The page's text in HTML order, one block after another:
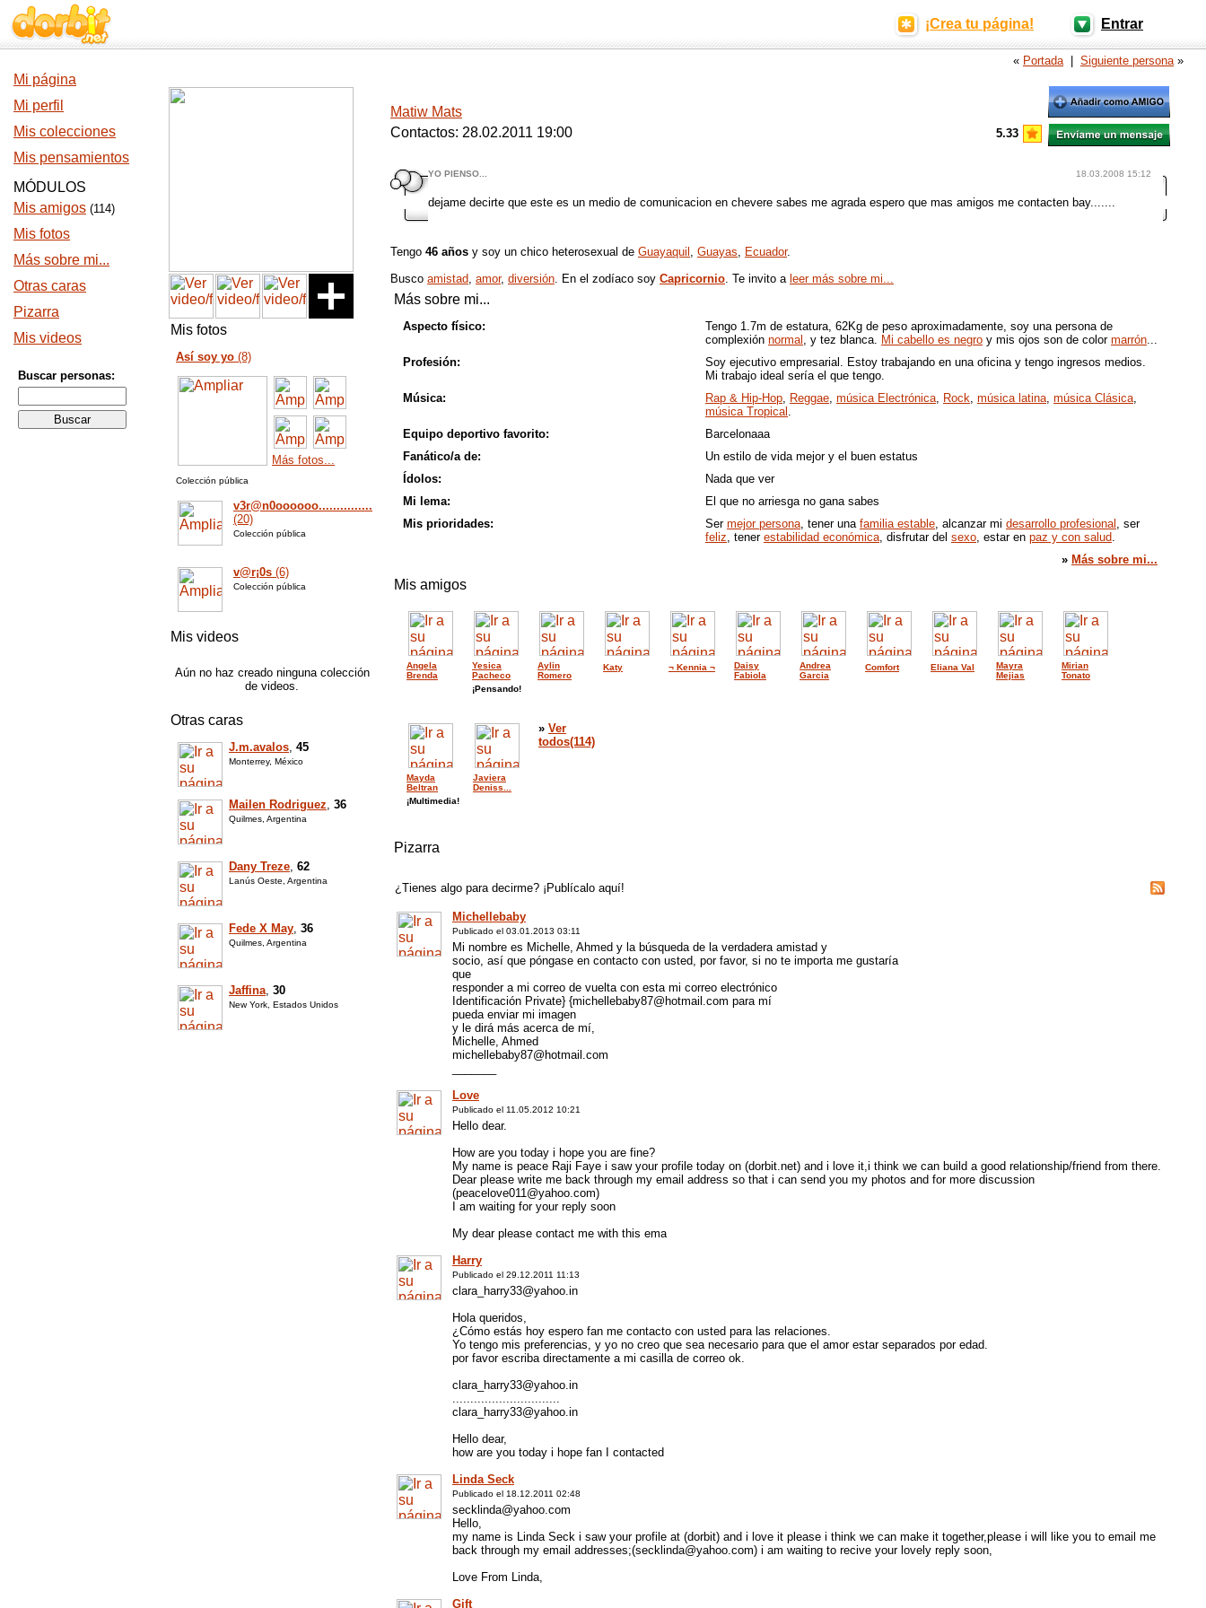
¡Crea tu página! Entrar
« Portada| Siguiente persona»
Mi página
Mi perfil
Mis colecciones
Mis pensamientos
MÓDULOS
Mis amigos (114)
Mis fotos
Más sobre mi...
Otras caras
Pizarra
Mis videos
Buscar personas:
Mis fotos
Así soy yo (8)
Más fotos...
Colección pública
v3r@n0oooooo...............
(20)
Colección pública
v@r¡0s (6)
Colección pública
Mis videos
Aún no haz creado ninguna colección
de videos.
Otras caras
J.m.avalos, 45
Monterrey, México
Mailen Rodriguez, 36
Quilmes, Argentina
Dany Treze, 62
Lanús Oeste, Argentina
Fede X May, 36
Quilmes, Argentina
Jaffina, 30
New York, Estados Unidos
Matiw Mats
Contactos: 28.02.2011 19:00
5.33
YO PIENSO... 18.03.2008 15:12
dejame decirte que este es un medio de comunicacion en chevere sabes me agrada espero que mas amigos me contacten bay.......
Tengo 46 años y soy un chico heterosexual de Guayaquil , Guayas, Ecuador.
Busco amistad, amor, diversión. En el zodíaco soy Capricornio. Te invito a leer más sobre mi...
Más sobre mi...
Aspecto físico:
Tengo 1.7m de estatura, 62Kg de peso aproximadamente, soy una persona de
complexión normal , y tez blanca. Mi cabello es negro y mis ojos son de color marrón...
Profesión:
Soy ejecutivo empresarial. Estoy trabajando en una oficina y tengo ingresos medios.
Mi trabajo ideal sería el que tengo.
Música:
Rap & Hip-Hop, Reggae, música Electrónica, Rock, música latina, música Clásica,
música Tropical .
Equipo deportivo favorito:
Barcelonaaa
Fanático/a de:
Un estilo de vida mejor y el buen estatus
Ídolos:
Nada que ver
Mi lema:
El que no arriesga no gana sabes
Mis prioridades:
Ser mejor persona, tener una familia estable, alcanzar mi desarrollo profesional , ser
feliz, tener estabilidad económica, disfrutar del sexo, estar en paz y con salud.
» Más sobre mi...
Mis amigos
Angela
Brenda
Yesica
Pacheco
¡Pensando!
Aylin
Romero
Katy ¬ Kennia ¬
Daisy
Fabiola
Andrea
Garcia
Comfort Eliana Val
Mayra
Mejias
Mirian
Tonato
Mayda
Beltran
¡Multimedia!
Javiera
Deniss...
» Ver
todos(114)
Pizarra
¿Tienes algo para decirme? ¡Publícalo aquí!
Michellebaby
Publicado el 03.01.2013 03:11
Mi nombre es Michelle, Ahmed y la búsqueda de la verdadera amistad y
socio, así que póngase en contacto con usted, por favor, si no te importa me gustaría
que
responder a mi correo de vuelta con esta mi correo electrónico
Identificación Private} {michellebaby87@hotmail.com para mí
pueda enviar mi imagen
y le dirá más acerca de mí,
Michelle, Ahmed
michellebaby87@hotmail.com
Love
Publicado el 11.05.2012 10:21
Hello dear.
How are you today i hope you are fine?
My name is peace Raji Faye i saw your profile today on (dorbit.net) and i love it,i think we can build a good relationship/friend from there.
Dear please write me back through my email address so that i can send you my photos and for more discussion
(peacelove011@yahoo.com)
I am waiting for your reply soon
My dear please contact me with this ema
Harry
Publicado el 29.12.2011 11:13
clara_harry33@yahoo.in
Hola queridos,
¿Cómo estás hoy espero fan me contacto con usted para las relaciones.
Yo tengo mis preferencias, y yo no creo que sea necesario para que el amor estar separados por edad.
por favor escriba directamente a mi casilla de correo ok.
clara_harry33@yahoo.in
..............................
clara_harry33@yahoo.in
Hello dear,
how are you today i hope fan I contacted
Linda Seck
Publicado el 18.12.2011 02:48
secklinda@yahoo.com
Hello,
my name is Linda Seck i saw your profile at (dorbit) and i love it please i think we can make it together,please i will like you to email me
back through my email addresses;(secklinda@yahoo.com) i am waiting to recive your lovely reply soon,
Love From Linda,
Gift